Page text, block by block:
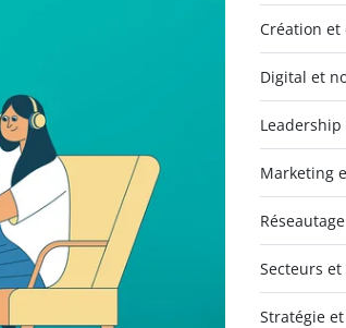
Création
Digital et
Marketing
Secteurs
Stratégie